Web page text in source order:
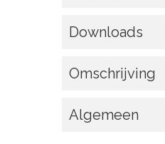
Downloads
Omschrijving
Algemeen